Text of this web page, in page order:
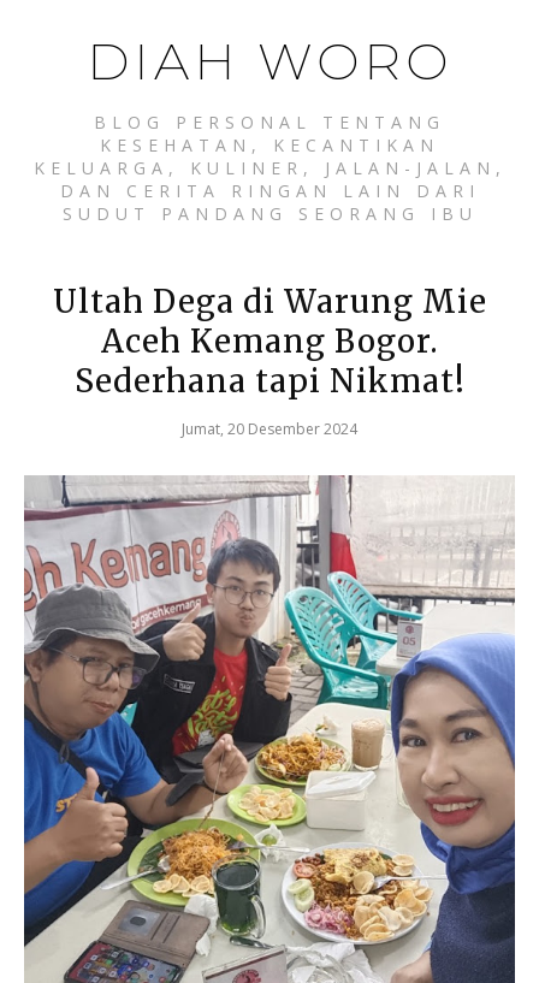
DIAH WORO
BLOG PERSONAL TENTANG
KESEHATAN, KECANTIKAN
KELUARGA, KULINER, JALAN-JALAN,
DAN CERITA RINGAN LAIN DARI
SUDUT PANDANG SEORANG IBU
Ultah Dega di Warung Mie
Aceh Kemang Bogor.
Sederhana tapi Nikmat!
Jumat, 20 Desember 2024